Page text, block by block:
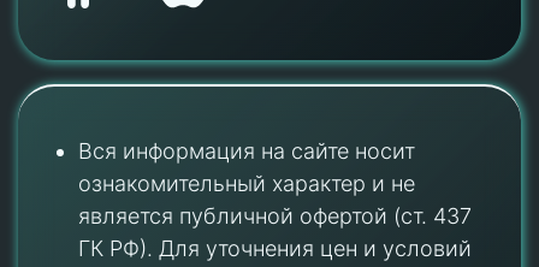
Вся информация на сайте носит
ознакомительный характер и не
является публичной офертой (ст. 437
ГК РФ). Для уточнения цен и условий